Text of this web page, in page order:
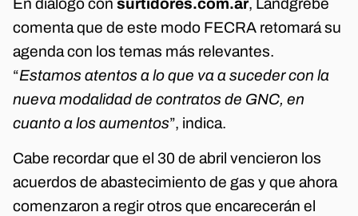
En diálogo con surtidores.com.ar, Landgrebe
comenta que de este modo FECRA retomará su
agenda con los temas más relevantes.
“Estamos atentos a lo que va a suceder con la
nueva modalidad de contratos de GNC, en
cuanto a los aumentos”, indica.
Cabe recordar que el 30 de abril vencieron los
acuerdos de abastecimiento de gas y que ahora
comenzaron a regir otros que encarecerán el